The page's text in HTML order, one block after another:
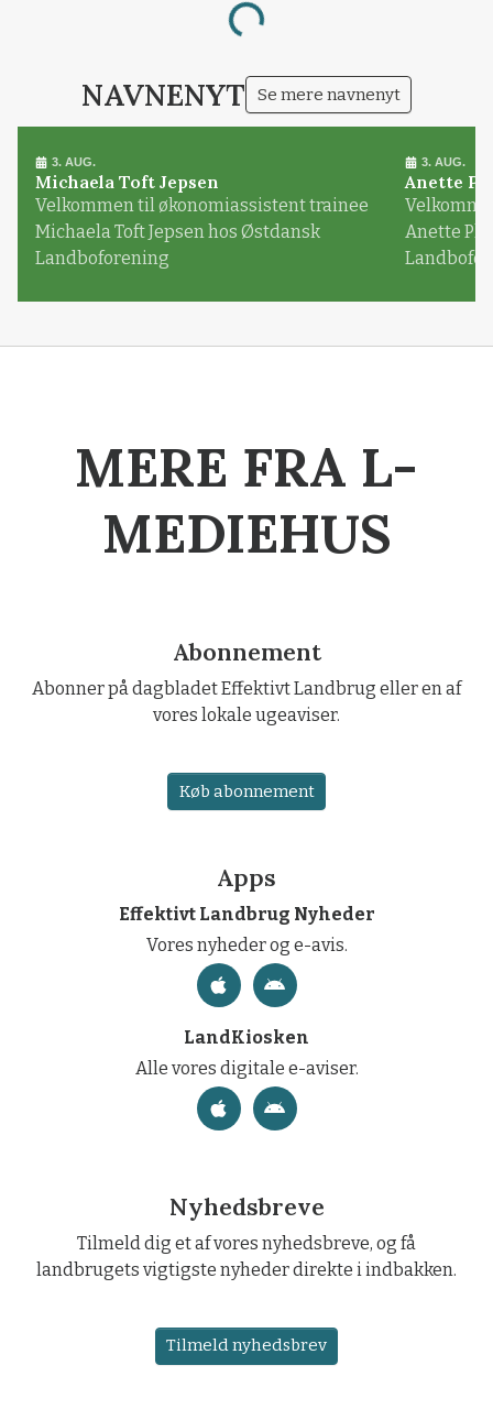
Loading...
NAVNENYT Se mere navnenyt
3. AUG.
Michaela Toft Jepsen
Velkommen til økonomiassistent trainee
Michaela Toft Jepsen hos Østdansk
Landboforening
3. AUG.
Anette
Anette
MERE FRA L-
MEDIEHUS
Abonnement
Abonner på dagbladet Effektivt Landbrug eller en af
vores lokale ugeaviser.
Køb abonnement
Apps
Effektivt Landbrug Nyheder
Vores nyheder og e-avis.
LandKiosken
Alle vores digitale e-aviser.
Nyhedsbreve
Tilmeld dig et af vores nyhedsbreve, og få
landbrugets vigtigste nyheder direkte i indbakken.
Tilmeld nyhedsbrev